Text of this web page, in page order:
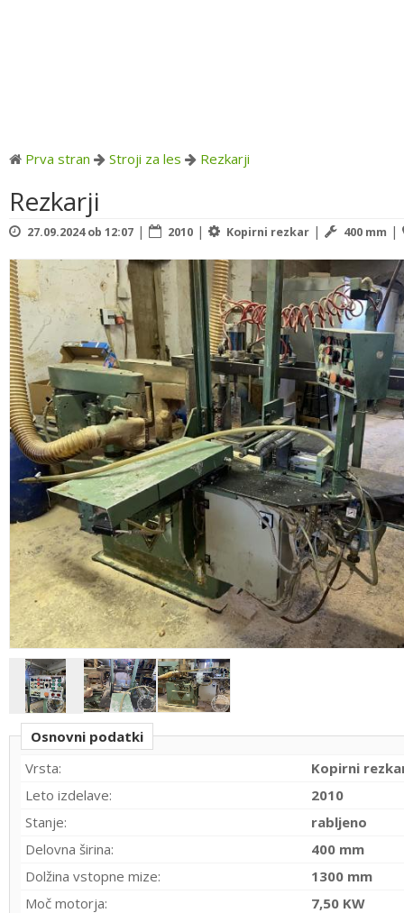
Prva stran Stroji za les Rezkarji
Rezkarji
27.09.2024 ob 12:07 | 2010 | Kopirni rezkar | 400 mm |
Osnovni podatki
Vrsta:
Kopirni
Leto izdelave:
2010
Stanje:
rabljeno
Delovna širina:
400 mm
Dolžina vstopne mize:
1300 mm
Moč motorja:
7,50 KW